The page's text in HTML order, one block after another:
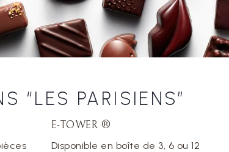
“LES PARISIENS”
E-TOWER ®
Disponible en boîte de 3, 6 ou 12